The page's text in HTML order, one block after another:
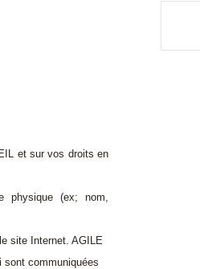
et sur vos droits en
physique (ex; nom,
site Internet. AGILE
sont communiquées